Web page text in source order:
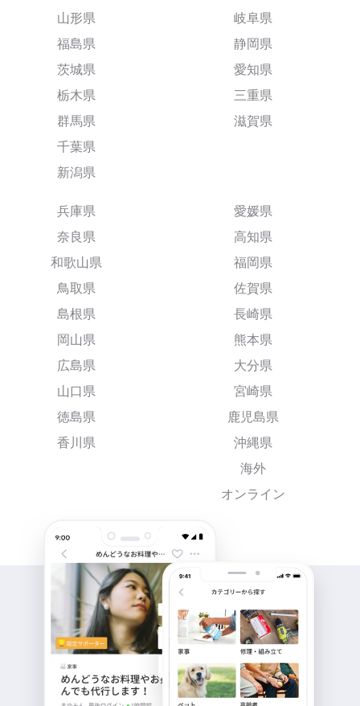
山形県
福島県
茨城県
栃木県
群馬県
千葉県
新潟県
岐阜県
静岡県
愛知県
三重県
滋賀県
兵庫県
奈良県
和歌山県
鳥取県
島根県
岡山県
広島県
山口県
徳島県
香川県
愛媛県
高知県
福岡県
佐賀県
長崎県
熊本県
大分県
宮崎県
鹿児島県
沖縄県
海外
オンライン